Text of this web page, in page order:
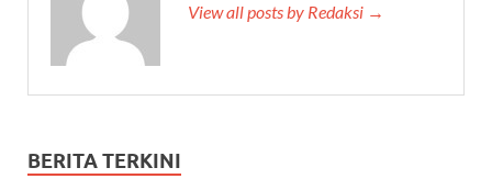
View all posts by Redaksi →
BERITA TERKINI